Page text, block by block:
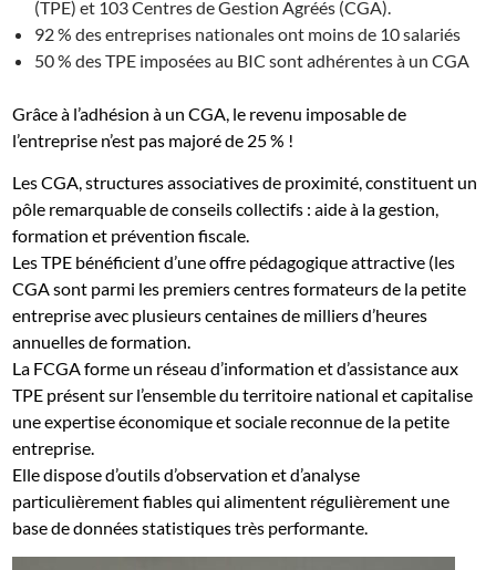
(TPE) et 103 Centres de Gestion Agréés (CGA).
92 % des entreprises nationales ont moins de 10 salariés
50 % des TPE imposées au BIC sont adhérentes à un CGA
Grâce à l’adhésion à un CGA, le revenu imposable de
l’entreprise n’est pas majoré de 25 % !
Les CGA, structures associatives de proximité, constituent un
pôle remarquable de conseils collectifs : aide à la gestion,
formation et prévention fiscale.
Les TPE bénéficient d’une offre pédagogique attractive (les
CGA sont parmi les premiers centres formateurs de la petite
entreprise avec plusieurs centaines de milliers d’heures
annuelles de formation.
La FCGA forme un réseau d’information et d’assistance aux
TPE présent sur l’ensemble du territoire national et capitalise
une expertise économique et sociale reconnue de la petite
entreprise.
Elle dispose d’outils d’observation et d’analyse
particulièrement fiables qui alimentent régulièrement une
base de données statistiques très performante.